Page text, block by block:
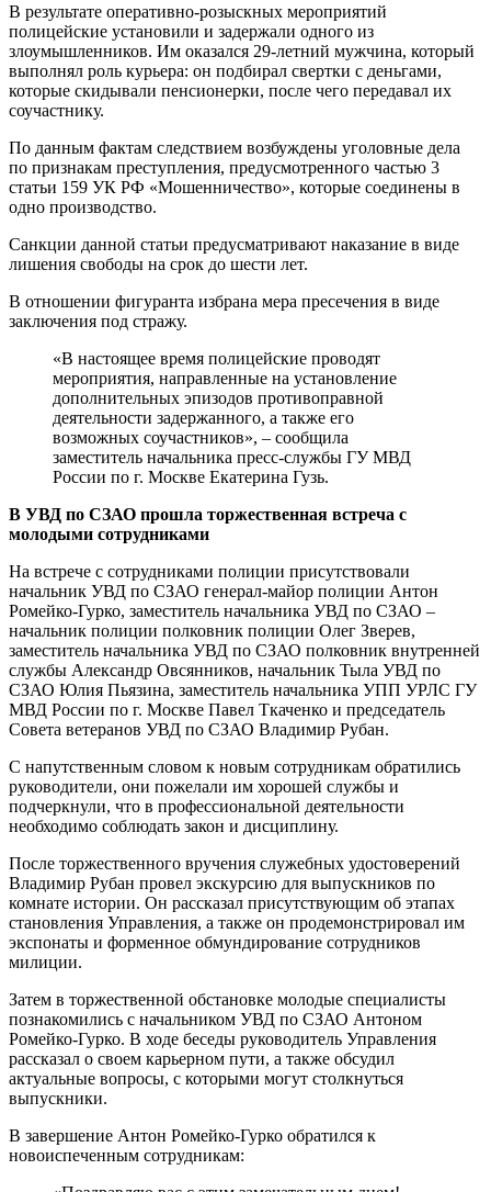
В результате оперативно-розыскных мероприятий
полицейские установили и задержали одного из
злоумышленников. Им оказался 29-летний мужчина, который
выполнял роль курьера: он подбирал свертки с деньгами,
которые скидывали пенсионерки, после чего передавал их
соучастнику.
По данным фактам следствием возбуждены уголовные дела
по признакам преступления, предусмотренного частью 3
статьи 159 УК РФ «Мошенничество», которые соединены в
одно производство.
Санкции данной статьи предусматривают наказание в виде
лишения свободы на срок до шести лет.
В отношении фигуранта избрана мера пресечения в виде
заключения под стражу.
«В настоящее время полицейские проводят
мероприятия, направленные на установление
дополнительных эпизодов противоправной
деятельности задержанного, а также его
возможных соучастников», – сообщила
заместитель начальника пресс-службы ГУ МВД
России по г. Москве Екатерина Гузь.
В УВД по СЗАО прошла торжественная встреча с
молодыми сотрудниками
На встрече с сотрудниками полиции присутствовали
начальник УВД по СЗАО генерал-майор полиции Антон
Ромейко-Гурко, заместитель начальника УВД по СЗАО –
начальник полиции полковник полиции Олег Зверев,
заместитель начальника УВД по СЗАО полковник внутренней
службы Александр Овсянников, начальник Тыла УВД по
СЗАО Юлия Пьязина, заместитель начальника УПП УРЛС ГУ
МВД России по г. Москве Павел Ткаченко и председатель
Совета ветеранов УВД по СЗАО Владимир Рубан.
С напутственным словом к новым сотрудникам обратились
руководители, они пожелали им хорошей службы и
подчеркнули, что в профессиональной деятельности
необходимо соблюдать закон и дисциплину.
После торжественного вручения служебных удостоверений
Владимир Рубан провел экскурсию для выпускников по
комнате истории. Он рассказал присутствующим об этапах
становления Управления, а также он продемонстрировал им
экспонаты и форменное обмундирование сотрудников
милиции.
Затем в торжественной обстановке молодые специалисты
познакомились с начальником УВД по СЗАО Антоном
Ромейко-Гурко. В ходе беседы руководитель Управления
рассказал о своем карьерном пути, а также обсудил
актуальные вопросы, с которыми могут столкнуться
выпускники.
В завершение Антон Ромейко-Гурко обратился к
новоиспеченным сотрудникам: